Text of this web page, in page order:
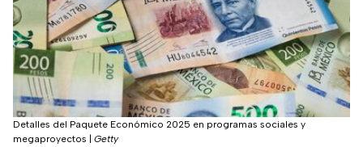
Detalles del Paquete Económico 2025 en programas sociales y
megaproyectos
Getty